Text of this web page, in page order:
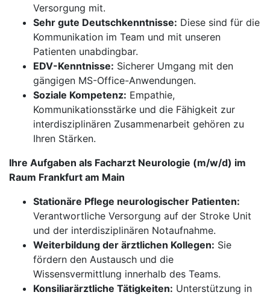
Versorgung mit.
Sehr gute Deutschkenntnisse: Diese sind für die
Kommunikation im Team und mit unseren
Patienten unabdingbar.
EDV-Kenntnisse: Sicherer Umgang mit den
gängigen MS-Office-Anwendungen.
Soziale Kompetenz: Empathie,
Kommunikationsstärke und die Fähigkeit zur
interdisziplinären Zusammenarbeit gehören zu
Ihren Stärken.
Ihre Aufgaben als Facharzt Neurologie (m/w/d) im
Raum Frankfurt am Main
Stationäre Pflege neurologischer Patienten:
Verantwortliche Versorgung auf der Stroke Unit
und der interdisziplinären Notaufnahme.
Weiterbildung der ärztlichen Kollegen: Sie
fördern den Austausch und die
Wissensvermittlung innerhalb des Teams.
Konsiliarärztliche Tätigkeiten: Unterstützung in